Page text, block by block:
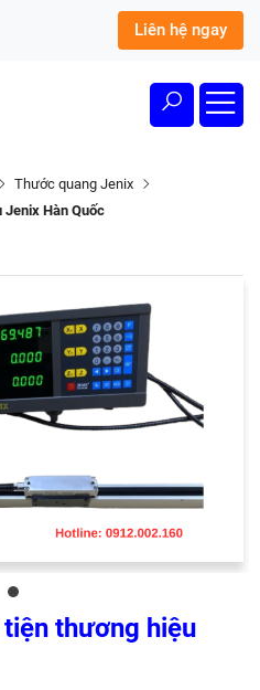
Liên hệ ngay
Thước quang Jenix
Hàn Quốc
thương hiệu